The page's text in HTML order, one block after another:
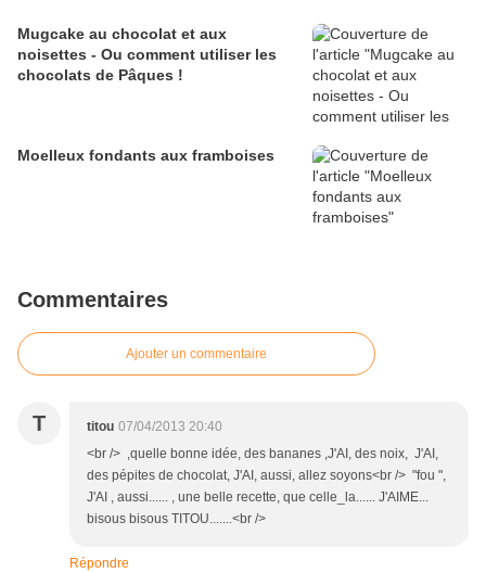
Mugcake au chocolat et aux
noisettes - Ou comment utiliser les
chocolats de Pâques !
Moelleux fondants aux framboises
Commentaires
Ajouter un commentaire
T titou 07/04/2013 20:40
<br /> ,quelle bonne idée, des bananes ,J'AI, des noix, J'AI,
des pépites de chocolat, J'AI, aussi, allez soyons<br /> "fou ",
J'AI , aussi...... , une belle recette, que celle_la...... J'AIME...
bisous bisous TITOU.......<br />
Répondre